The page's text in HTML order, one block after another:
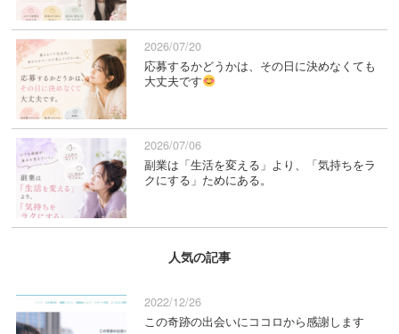
2026/07/20
応募するかどうかは、その日に決めなくても
大丈夫です
2026/07/06
副業は「生活を変える」より、「気持ちをラ
クにする」ためにある。
人気の記事
2022/12/26
この奇跡の出会いにココロから感謝します